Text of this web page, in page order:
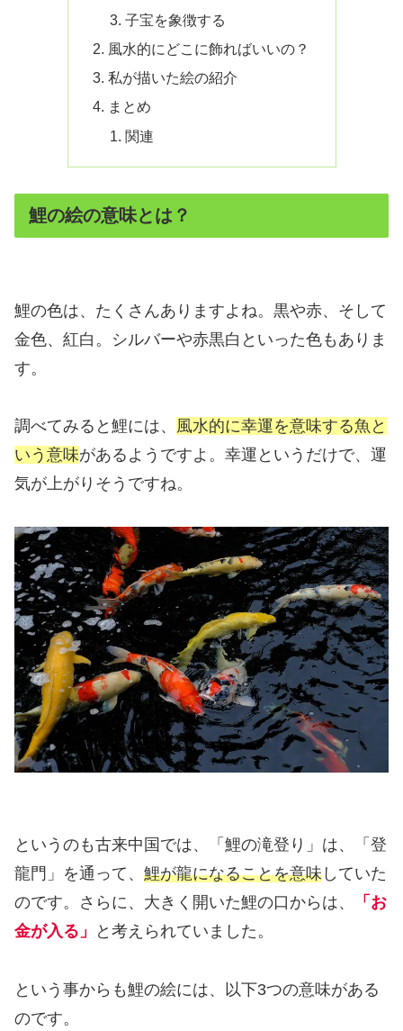
子宝を象徴する
風水的にどこに飾ればいいの？
私が描いた絵の紹介
まとめ
関連
鯉の絵の意味とは？
鯉の色は、たくさんありますよね。黒や赤、そして
金色、紅白。シルバーや赤黒白といった色もありま
す。
調べてみると鯉には、 風水的に幸運を意味する魚と
いう意味があるようですよ。幸運というだけで、運
気が上がりそうですね。
というのも古来中国では、「鯉の滝登り」は、「登
龍門」を通って、 鯉が龍になることを意味 していた
のです。さらに、大きく開いた鯉の口からは、
「お
金が入る」
と考えられていました。
という事からも鯉の絵には、以下3つの意味がある
のです。